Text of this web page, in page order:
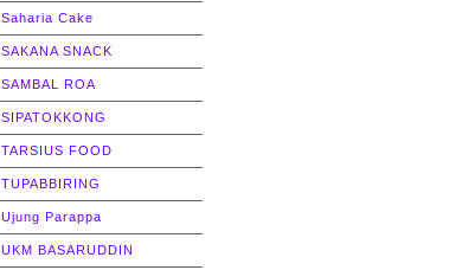
Saharia Cake
SAKANA SNACK
SAMBAL ROA
SIPATOKKONG
TARSIUS FOOD
TUPABBIRING
Ujung Parappa
UKM BASARUDDIN